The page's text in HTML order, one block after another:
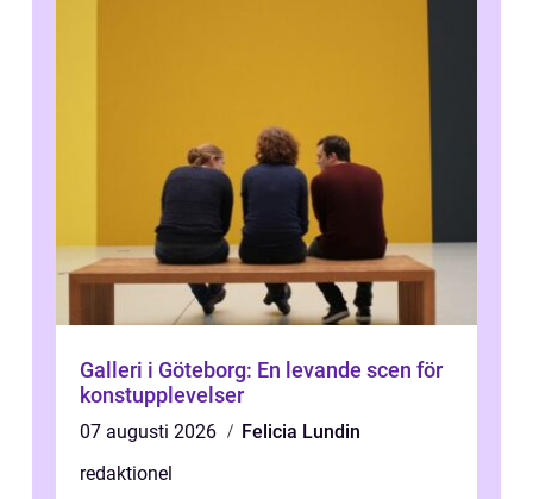
Galleri i Göteborg: En levande scen för
konstupplevelser
07 augusti 2026
Felicia Lundin
redaktionel